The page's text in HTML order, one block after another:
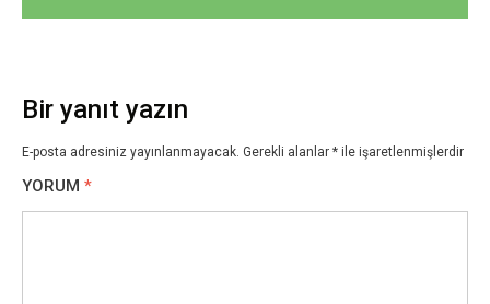
Bir yanıt yazın
E-posta adresiniz yayınlanmayacak. Gerekli alanlar * ile işaretlenmişlerdir
YORUM *